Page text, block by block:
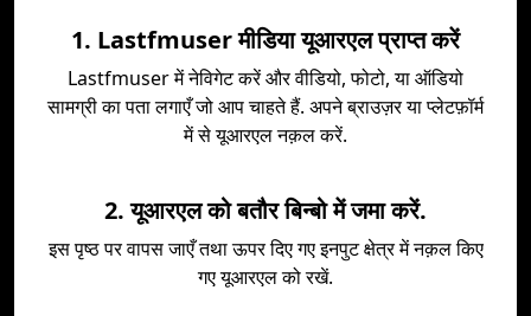
1. Lastfmuser मीडिया यूआरएल प्राप्त करें
Lastfmuser में नेविगेट करें और वीडियो, फोटो, या ऑडियो
सामग्री का पता लगाएँ जो आप चाहते हैं. अपने ब्राउज़र या प्लेटफ़ॉर्म
में से यूआरएल नक़ल करें.
2. यूआरएल को बतौर बिन्बो में जमा करें.
इस पृष्ठ पर वापस जाएँ तथा ऊपर दिए गए इनपुट क्षेत्र में नक़ल किए
गए यूआरएल को रखें.